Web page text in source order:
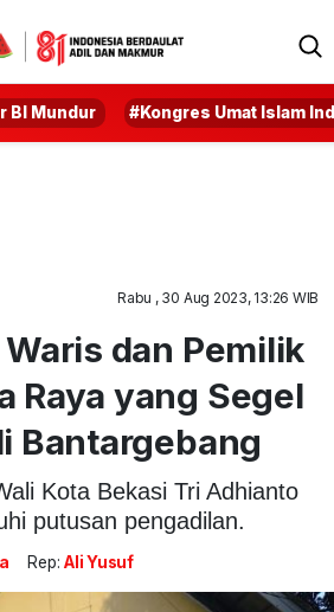
BI Mundur #Kongres Umat Islam
Rabu , 30 Aug 2023, 13:26 WIB
dan Pemilik
Raya yang Segel
Bantargebang
Kota Bekasi Tri Adhianto
putusan pengadilan.
Rep: Ali Yusuf